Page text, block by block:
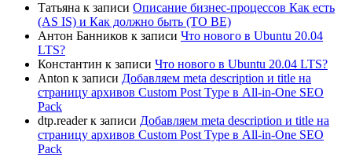
Татьяна к записи Описание бизнес-процессов Как есть
(AS IS) и Как должно быть (TO BE)
Антон Банников к записи Что нового в Ubuntu 20.04
LTS?
Константин к записи Что нового в Ubuntu 20.04 LTS?
Anton к записи Добавляем meta description и title на
страницу архивов Custom Post Type в All-in-One SEO
Pack
dtp.readerк записи Добавляем meta description и title на
страницу архивов Custom Post Type в All-in-One SEO
Pack